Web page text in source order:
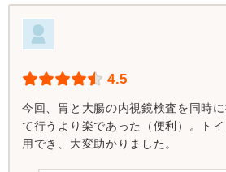
4.5
今回、胃と大腸の内視鏡検査を同時
て行うより楽であった（便利）。ト
用でき、大変助かりました。